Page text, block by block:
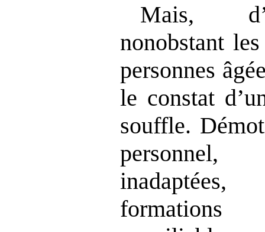
Mais,
nonobstant
personnes
le constat
souffle.